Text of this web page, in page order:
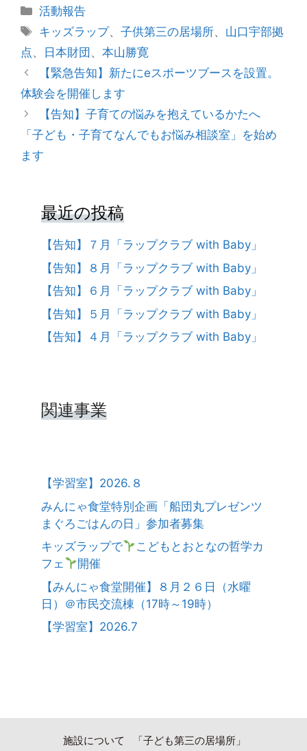
カ
テ
ゴ
リ
ー
活動報告
タ
グ
キッズラップ、子供第三の居場所、 山口宇部拠
点、 日本財団、 本山勝寛
投
稿
ナ
ビ
ゲ
ー
【緊急告知】新たにeスポーツブースを設置。
体験会を開催します
【告知】子育ての悩みを抱えているかたへ
「子ども・子育てなんでもお悩み相談室」を始め
ます
最近の投稿
【告知】７月「ラップクラブ with Baby」
【告知】８月「ラップクラブ with Baby」
【告知】６月「ラップクラブ with Baby」
【告知】５月「ラップクラブ with Baby」
【告知】４月「ラップクラブ with Baby」
関連事業
【学習室】2026.８
みんにゃ食堂特別企画「船団丸プレゼンツ
まぐろごはんの日」参加者募集
キッズラップで
こどもとおとなの哲学カ
フェ
開催
【みんにゃ食堂開催】８月２６日（水曜
日）＠市民交流棟（17時～19時）
【学習室】2026.7
施設について 「子ども第三の居場所」